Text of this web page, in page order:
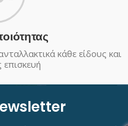
κάθε είδους και
επισκευή